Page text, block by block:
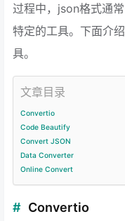
过程中，json格式通
特定的工具。下面介
具。
文章目录
Convertio
Code Beautify
Convert JSON
Data Converter
Online Convert
Convertio